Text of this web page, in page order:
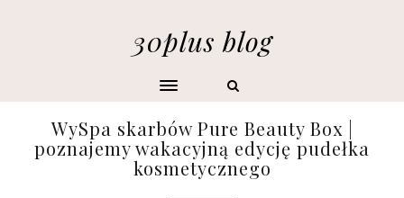
30plus blog
WySpa skarbów Pure Beauty Box |
poznajemy wakacyjną edycję pudełka
kosmetycznego